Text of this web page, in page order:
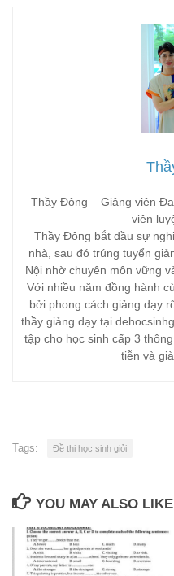
Thầy Đông – Giảng viên
viên
Thầy Đông bắt đầu sự
nhà, sau đó trúng tuyển
Nội nhờ chuyên môn vững
Với nhiều năm đồng hành
bởi phong cách giảng dạy
thầy giảng dạy tại
tập cho học sinh cấp 3
tiễn và
Tags: Đề thi học sinh giỏi
YOU MAY ALSO